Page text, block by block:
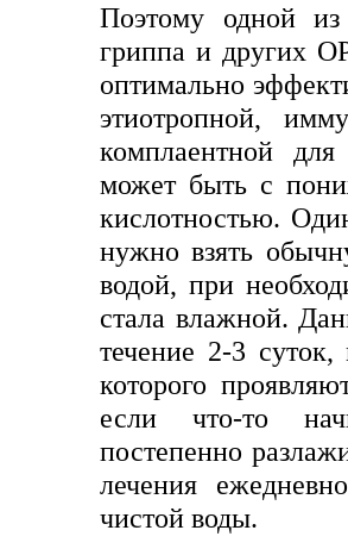
Поэтому одной
гриппа и других
оптимально
этиотропной,
комплаентной
может быть с
кислотностью.
нужно взять
водой, при
стала влажной.
течение 2-3
которого
если что-то
постепенно
лечения
чистой воды.